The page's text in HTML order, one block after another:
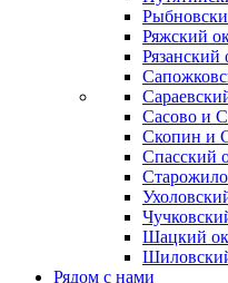
Ряжский
Рязанский
Сасово и
Скопин и
Спасский
Шацкий
Рядом с нами